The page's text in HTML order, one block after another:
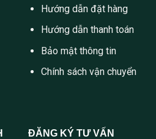
Hướng dẫn đặt hàng
Hướng dẫn thanh toán
Bảo mật thông tin
Chính sách vận chuyển
ĐĂNG KÝ TƯ VẤN